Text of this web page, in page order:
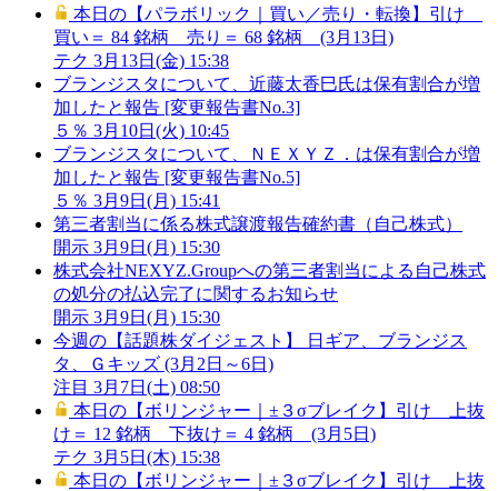
本日の【パラボリック｜買い／売り・転換】引け
買い＝ 84 銘柄 売り＝ 68 銘柄 (3月13日)
テク 3月13日(金) 15:38
ブランジスタについて、近藤太香巳氏は保有割合が増
加したと報告 [変更報告書No.3]
５％ 3月10日(火) 10:45
ブランジスタについて、ＮＥＸＹＺ．は保有割合が増
加したと報告 [変更報告書No.5]
５％ 3月9日(月) 15:41
第三者割当に係る株式譲渡報告確約書（自己株式）
開示 3月9日(月) 15:30
株式会社NEXYZ.Groupへの第三者割当による自己株式
の処分の払込完了に関するお知らせ
開示 3月9日(月) 15:30
今週の【話題株ダイジェスト】 日ギア、ブランジス
タ、Ｇキッズ (3月2日～6日)
注目 3月7日(土) 08:50
本日の【ボリンジャー｜±３σブレイク】引け 上抜
け＝ 12 銘柄 下抜け＝ 4 銘柄 (3月5日)
テク 3月5日(木) 15:38
本日の【ボリンジャー｜±３σブレイク】引け 上抜